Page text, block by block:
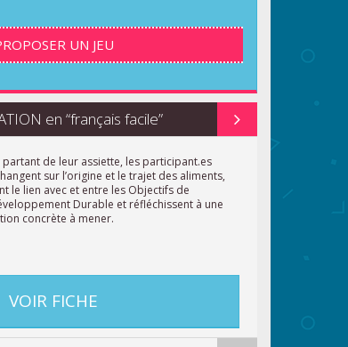
UN JEU
en “français facile”
partant de leur assiette, les participant.es
sur l’origine et le trajet des aliments,
le lien avec et entre les Objectifs de
Durable et réfléchissent à une
concrète à mener.
VOIR FICHE